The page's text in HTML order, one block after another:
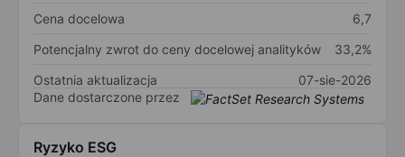
Cena docelowa
6,7
Potencjalny zwrot do ceny docelowej analityków
33,2%
Ostatnia aktualizacja
07-sie-2026
Dane dostarczone przez
Ryzyko ESG